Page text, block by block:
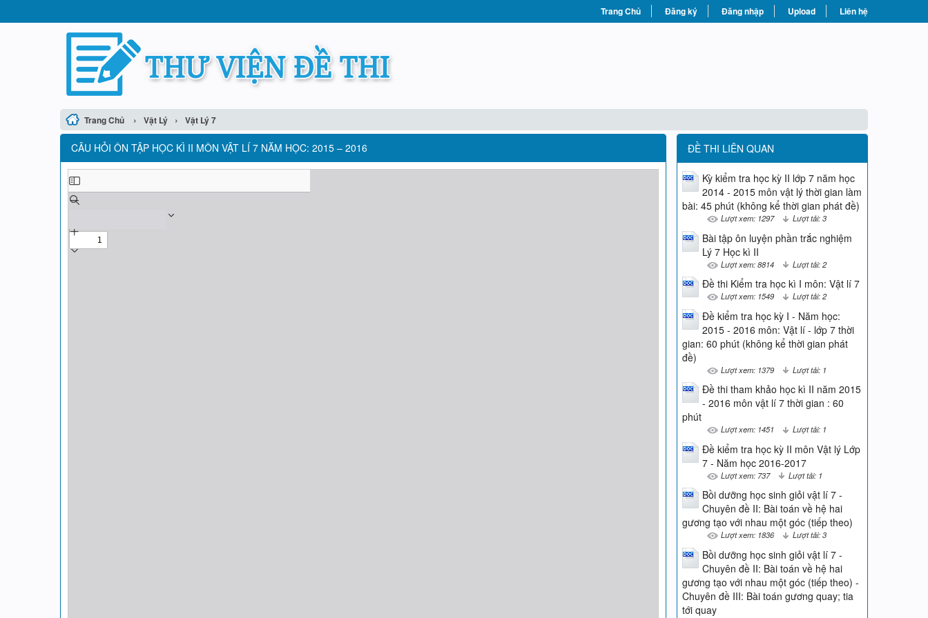
Trang Chủ Đăng ký Đăng nhập Upload Liên hệ
Trang Chủ › Vật Lý › Vật Lý 7
CÂU HỎI ÔN TẬP HỌC KÌ II MÔN VẬT LÍ 7 NĂM HỌC: 2015 – 2016 ĐỀ THI LIÊN QUAN
Kỳ kiểm tra học kỳ II lớp 7 năm học
2014 - 2015 môn vật lý thời gian làm
bài: 45 phút (không kể thời gian phát đề)
Lượt xem: 1297 Lượt tải: 3
Bài tập ôn luyện phần trắc nghiệm
Lý 7 Học kì II
Lượt xem: 8814 Lượt tải: 2
Đề thi Kiểm tra học kì I môn: Vật lí 7
Lượt xem: 1549 Lượt tải: 2
Đề kiểm tra học kỳ I - Năm học:
2015 - 2016 môn: Vật lí - lớp 7 thời
gian: 60 phút (không kể thời gian phát
đề)
Lượt xem: 1379 Lượt tải: 1
Đề thi tham khảo học kì II năm 2015
- 2016 môn vật lí 7 thời gian : 60
phút
Lượt xem: 1451 Lượt tải: 1
Đề kiểm tra học kỳ II môn Vật lý Lớp
7 - Năm học 2016-2017
Lượt xem: 737 Lượt tải: 1
Bồi dưỡng học sinh giỏi vật lí 7 -
Chuyên đề II: Bài toán về hệ hai
gương tạo với nhau một góc (tiếp theo)
Lượt xem: 1836 Lượt tải: 3
Bồi dưỡng học sinh giỏi vật lí 7 -
Chuyên đề II: Bài toán về hệ hai
gương tạo với nhau một góc (tiếp theo) -
Chuyên đề III: Bài toán gương quay; tia
tới quay